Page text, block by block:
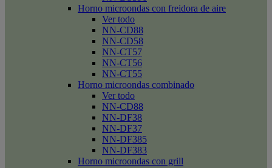
Horno microondas con freidora de aire
Ver todo
NN-CD88
NN-CD58
NN-CT57
NN-CT56
NN-CT55
Horno microondas combinado
Ver todo
NN-CD88
NN-DF38
NN-DF37
NN-DF385
NN-DF383
Horno microondas con grill